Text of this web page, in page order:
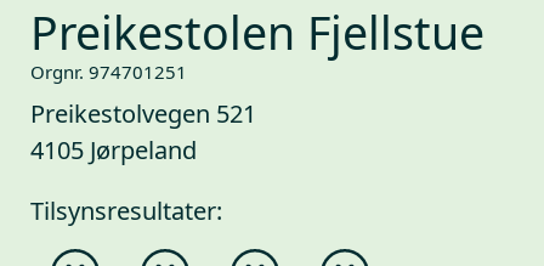
Preikestolen Fjellstue
Orgnr. 974701251
Preikestolvegen 521
4105 Jørpeland
Tilsynsresultater: